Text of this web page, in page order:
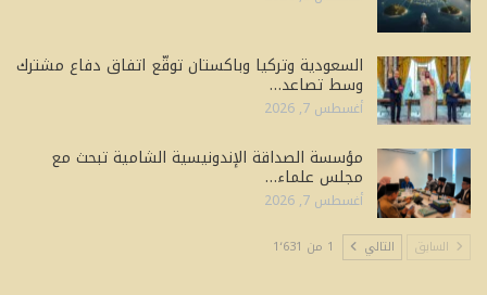
السعودية وتركيا وباكستان توقّع اتفاق دفاع مشترك
وسط تصاعد…
أغسطس 7, 2026
مؤسسة الصداقة الإندونيسية الشامية تبحث مع
مجلس علماء…
أغسطس 7, 2026
السابق التالي 1 من 1٬631